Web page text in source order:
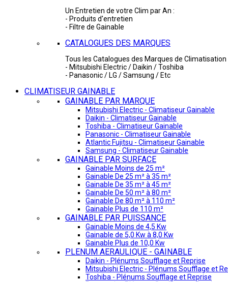
Un Entretien de votre Clim par An :
- Produits d'entretien
- Filtre de Gainable
CATALOGUES DES MARQUES
Tous les Catalogues des Marques de Climatisation
- Mitsubishi Electric / Daikin / Toshiba
- Panasonic / LG / Samsung / Etc
CLIMATISEUR GAINABLE
GAINABLE PAR MARQUE
Mitsubishi Electric - Climatiseur Gainable
Daikin - Climatiseur Gainable
Toshiba - Climatiseur Gainable
Panasonic - Climatiseur Gainable
Atlantic Fujitsu - Climatiseur Gainable
Samsung - Climatiseur Gainable
GAINABLE PAR SURFACE
Gainable Moins de 25 m²
Gainable De 25 m² à 35 m²
Gainable De 35 m² à 45 m²
Gainable De 50 m² à 80 m²
Gainable De 80 m² à 110 m²
Gainable Plus de 110 m²
GAINABLE PAR PUISSANCE
Gainable Moins de 4,5 Kw
Gainable de 5,0 Kw à 8,0 Kw
Gainable Plus de 10,0 Kw
PLENUM AERAULIQUE - GAINABLE
Daikin - Plénums Soufflage et Reprise
Mitsubishi Electric - Plénums Soufflage et
Toshiba - Plénums Soufflage et Reprise